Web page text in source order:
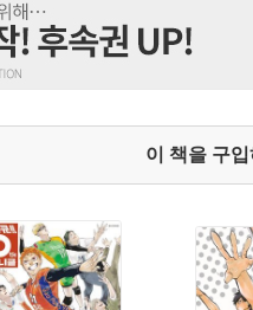
이 책을 구입